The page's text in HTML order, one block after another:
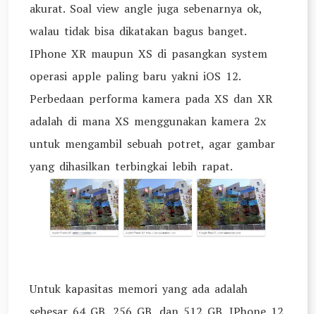
akurat. Soal view angle juga sebenarnya ok,
walau tidak bisa dikatakan bagus banget.
IPhone XR maupun XS di pasangkan system
operasi apple paling baru yakni iOS 12.
Perbedaan performa kamera pada XS dan XR
adalah di mana XS menggunakan kamera 2x
untuk mengambil sebuah potret, agar gambar
yang dihasilkan terbingkai lebih rapat.
Untuk kapasitas memori yang ada adalah